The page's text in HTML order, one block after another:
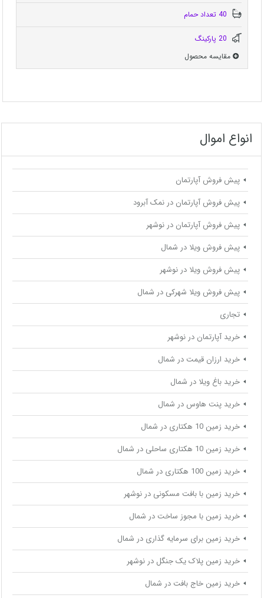
مقایسه محصول
انواع اموال
پیش فروش آپارتمان
پیش فروش آپارتمان در نمک آبرود
پیش فروش آپارتمان در نوشهر
پیش فروش ویلا در شمال
پیش فروش ویلا در نوشهر
پیش فروش ویلا شهرکی در شمال
تجاری
خرید آپارتمان در نوشهر
خرید ارزان قیمت در شمال
خرید باغ ویلا در شمال
خرید پنت هاوس در شمال
خرید زمین 10 هکتاری در شمال
خرید زمین 10 هکتاری ساحلی در شمال
خرید زمین 100 هکتاری در شمال
خرید زمین با بافت مسکونی در نوشهر
خرید زمین با مجوز ساخت در شمال
خرید زمین برای سرمایه گذاری در شمال
خرید زمین پلاک یک جنگل در نوشهر
خرید زمین خاج بافت در شمال